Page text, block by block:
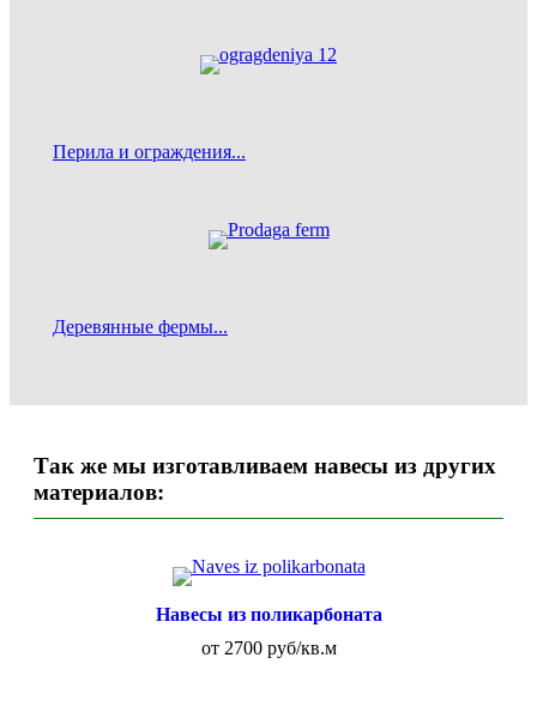
Перила и ограждения...
Деревянные фермы...
Так же мы изготавливаем навесы из других
материалов:
Навесы из поликарбоната
от 2700 руб/кв.м